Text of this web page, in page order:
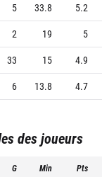
5 33.8 5.2
2 19 5
33 15 4.9
6 13.8 4.7
des joueurs
G Min Pts